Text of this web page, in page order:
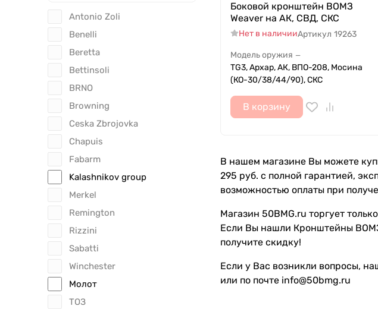
Antonio Zoli
Benelli
Beretta
Bettinsoli
BRNO
Browning
Ceska Zbrojovka
Chapuis
Fabarm
Kalashnikov group
Merkel
Remington
Rizzini
Sabatti
Winchester
Молот
ТОЗ
Боковой кронштейн ВОМЗ
Weaver на АК, СВД, СКС
Нет в наличииАртикул 19263
Модель оружия —
TG3, Архар, АК, ВПО-208, Мосина
(КО-30/38/44/90), СКС
В корзину
В нашем магазине Вы можете
295 руб. с полной гарантией,
возможностью оплаты при
Магазин 50BMG.ru торгует
Если Вы нашли Кронштейны
получите скидку!
Если у Вас возникли вопросы,
или по почте info@50bmg.ru